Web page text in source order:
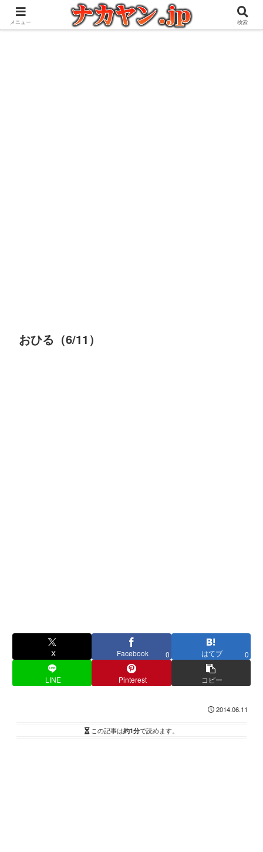
アウトドアとガジェット好きな管理人の愉快な日々を綴るブログ
おひる（6/11）
X Facebook 0 はてブ 0
LINE Pinterest コピー
2014.06.11
この記事は約1分で読めます。
メニュー 検索